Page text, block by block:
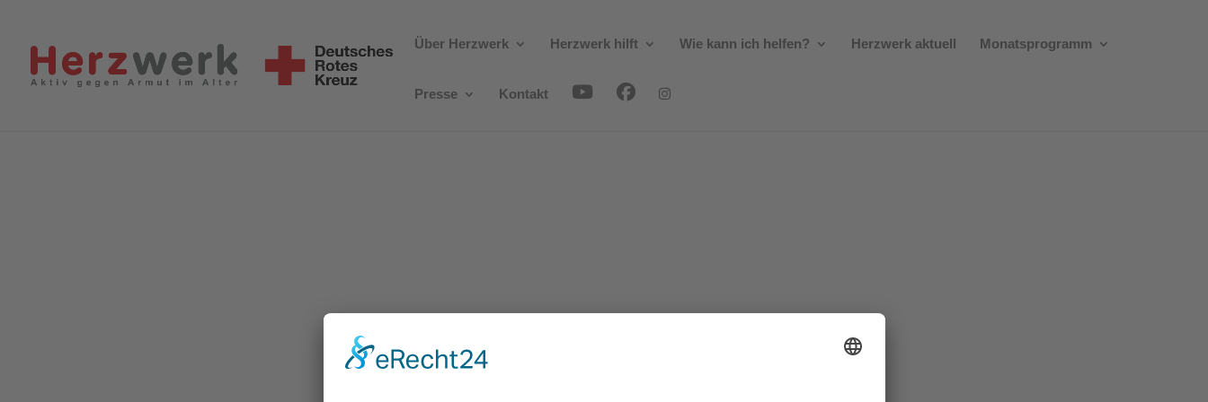
Über Herzwerk Herzwerk hilft Wie kann ich helfen? Herzwerk aktuell Monatsprogramm
Presse Kontakt